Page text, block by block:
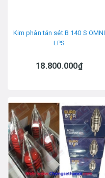
Kim phân tán sét B 140 S OMNI
LPS
18.800.000₫